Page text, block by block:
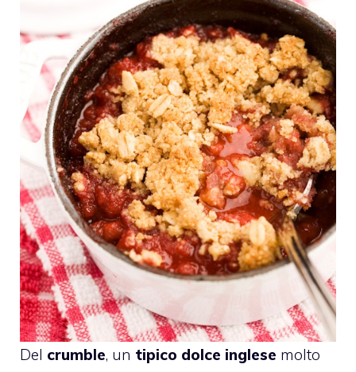
Del crumble, un tipico dolce inglese molto